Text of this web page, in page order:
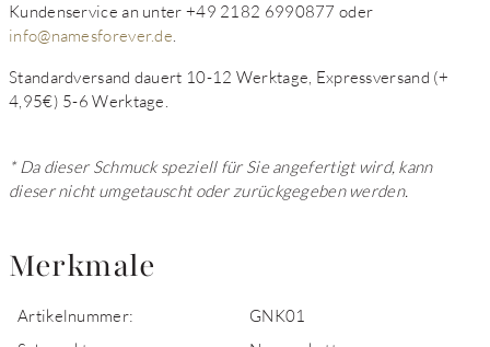
Kundenservice an unter +49 2182 6990877 oder
info@namesforever.de
Standardversand dauert 10-12 Werktage, Expressversand (+
4,95€) 5-6 Werktage.
* Da dieser Schmuck speziell für Sie angefertigt wird, kann
dieser nicht umgetauscht oder zurückgegeben werden.
Merkmale
Artikelnummer:
GNK01